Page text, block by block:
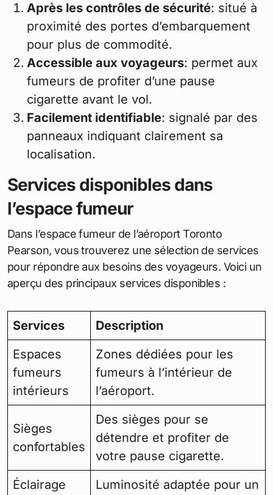
Après les contrôles de sécurité: situé à
proximité des portes d’embarquement
pour plus de commodité.
Accessible aux voyageurs: permet aux
fumeurs de profiter d’une pause
cigarette avant le vol.
Facilement identifiable: signalé par des
panneaux indiquant clairement sa
localisation.
Services disponibles dans
l’espace fumeur
Dans l’espace fumeur de l’aéroport Toronto
Pearson, vous trouverez une sélection de services
pour répondre aux besoins des voyageurs. Voici un
aperçu des principaux services disponibles :
Services
Description
Espaces
fumeurs
intérieurs
Zones dédiées pour les
fumeurs à l’intérieur de
l’aéroport.
Sièges
confortables
Des sièges pour se
détendre et profiter de
votre pause cigarette.
Éclairage
Luminosité adaptée pour un